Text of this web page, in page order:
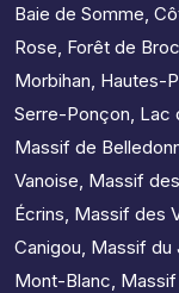
Baie de Somme,
Rose, Forêt de
Morbihan, Hautes-
Serre-Ponçon, Lac
Massif de
Vanoise, Massif
Écrins, Massif des
Canigou, Massif du
Mont-Blanc, Massif